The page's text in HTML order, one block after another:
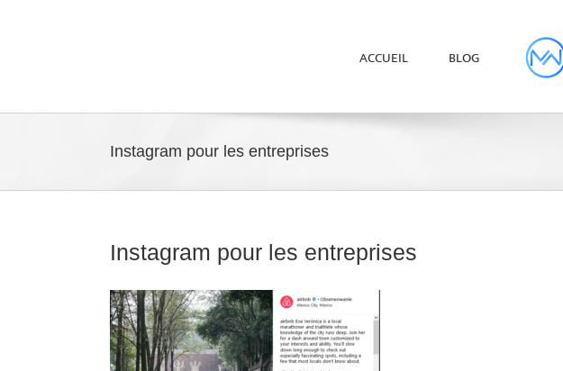
ACCUEIL BLOG
Instagram pour les entreprises
Instagram pour les entreprises